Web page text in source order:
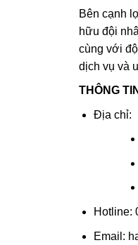
Bên cạnh
hữu đội
cùng với
dịch vụ và
THÔNG
Địa chỉ:
Hotline:
Email: